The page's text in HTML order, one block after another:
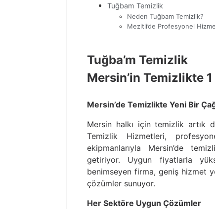
Tuğbam Temizlik
Neden Tuğbam Temizlik?
Mezitli’de Profesyonel
Tuğba’m Temizlik
Mersin’in Temizlikte 1
Mersin’de Temizlikte Yeni Bir
Mersin halkı için temizlik artık
Temizlik Hizmetleri,
ekipmanlarıyla Mersin’de
getiriyor. Uygun fiyatlarla
benimseyen firma, geniş hizmet
çözümler sunuyor.
Her Sektöre Uygun Çözümler